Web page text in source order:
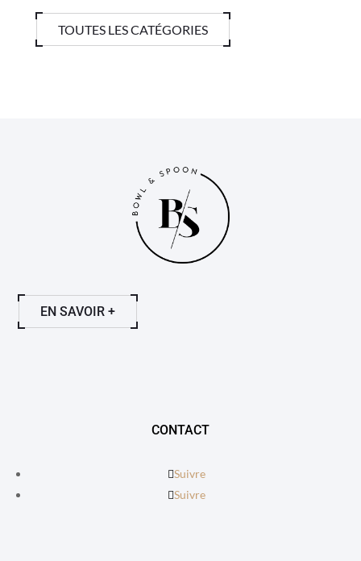
TOUTES LES CATÉGORIES
EN SAVOIR +
CONTACT
Suivre
Suivre